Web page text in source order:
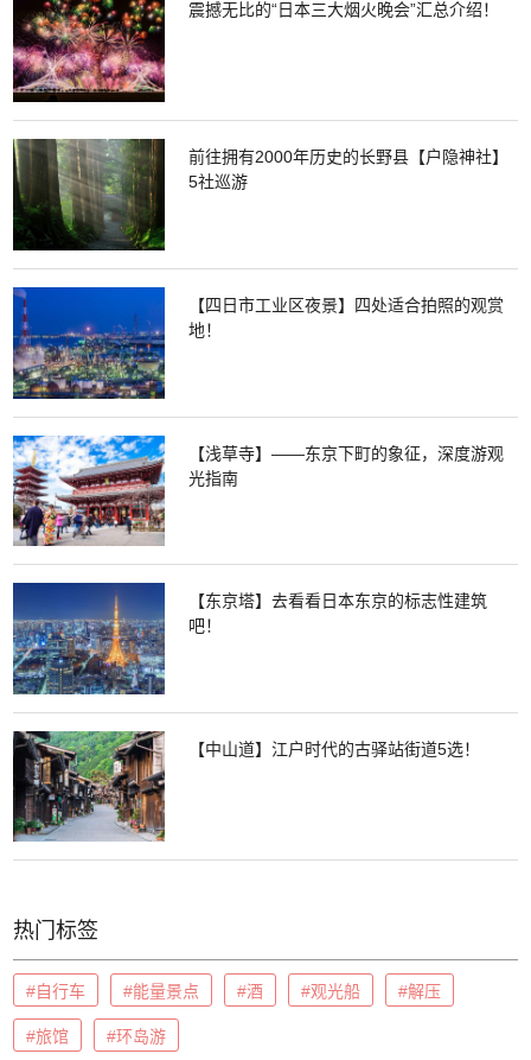
震撼无比的“日本三大烟火晚会”汇总介绍！
前往拥有2000年历史的长野县【户隐神社】
5社巡游
【四日市工业区夜景】四处适合拍照的观赏
地！
【浅草寺】——东京下町的象征，深度游观
光指南
【东京塔】去看看日本东京的标志性建筑
吧！
【中山道】江户时代的古驿站街道5选！
热门标签
#自行车 #能量景点 #酒 #观光船 #解压
#旅馆 #环岛游